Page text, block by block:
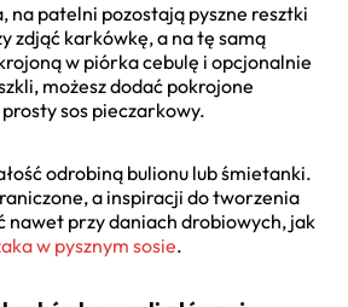
na patelni pozostają pyszne resztki
zdjąć karkówkę, a na tę samą
w piórka cebulę i opcjonalnie
możesz dodać pokrojone
sos pieczarkowy.
odrobiną bulionu lub śmietanki.
a inspiracji do tworzenia
nawet przy daniach drobiowych, jak
w pysznym sosie.